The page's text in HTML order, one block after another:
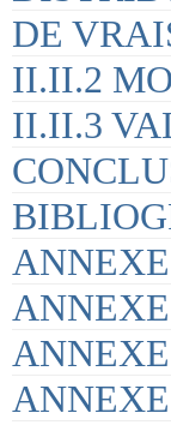
DE
II.II.2
II.II.3
ANNEXE
ANNEXE
ANNEXE